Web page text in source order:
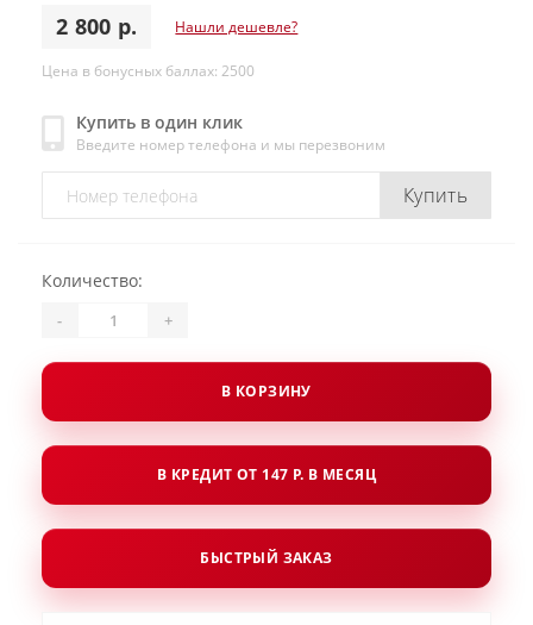
2 800 р. Нашли дешевле?
Цена в бонусных баллах: 2500
Купить в один клик
Введите номер телефона и мы перезвоним
Купить
Количество:
- +
В КОРЗИНУ
В КРЕДИТ ОТ 147 Р. В МЕСЯЦ
БЫСТРЫЙ ЗАКАЗ